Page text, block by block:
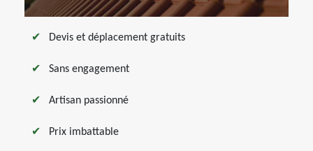
Devis et déplacement gratuits
Sans engagement
Artisan passionné
Prix imbattable